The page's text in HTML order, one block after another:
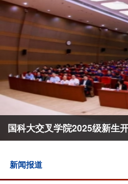
国科大交叉学院2025级新生
新闻报道